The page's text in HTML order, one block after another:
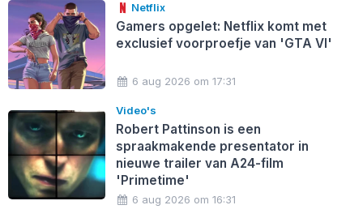
Netflix
Gamers opgelet: Netflix komt met
exclusief voorproefje van 'GTA VI'
6 aug 2026 om 17:31
Video's
Robert Pattinson is een
spraakmakende presentator in
nieuwe trailer van A24-film
'Primetime'
6 aug 2026 om 16:31